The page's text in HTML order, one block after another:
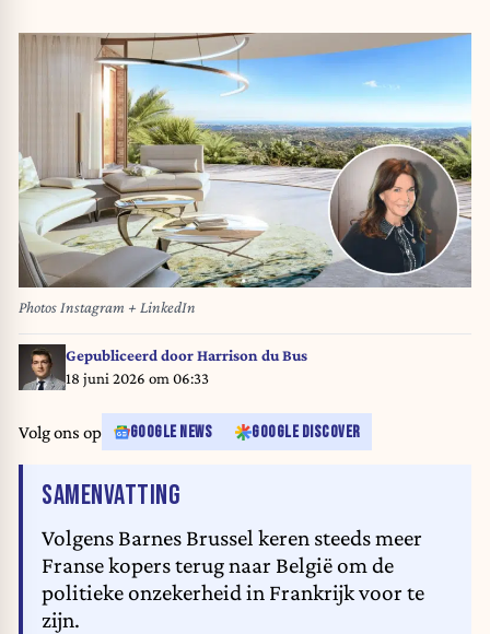
Photos Instagram + LinkedIn
Gepubliceerd doorHarrison du Bus
18 juni 2026 om 06:33
Volg ons op GOOGLE NEWS GOOGLE DISCOVER
SAMENVATTING
Volgens Barnes Brussel keren steeds meer
Franse kopers terug naar België om de
politieke onzekerheid in Frankrijk voor te
zijn.